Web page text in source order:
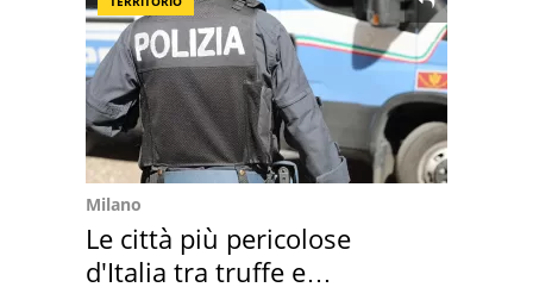
Milano
Le città più pericolose
d'Italia tra truffe e